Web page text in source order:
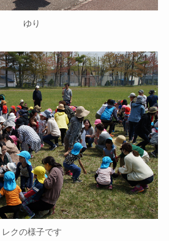
ゆり
レクの様子です